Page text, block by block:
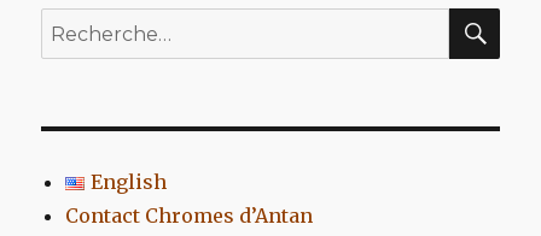
Recherche
pour
English
Contact Chromes d’Antan